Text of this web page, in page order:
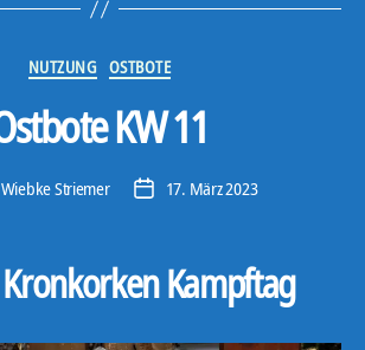
Kategorien
NUTZUNG OSTBOTE
KW 11
Wiebke Striemer Veröffentlichungsdatum
17. März 2023
Kampftag